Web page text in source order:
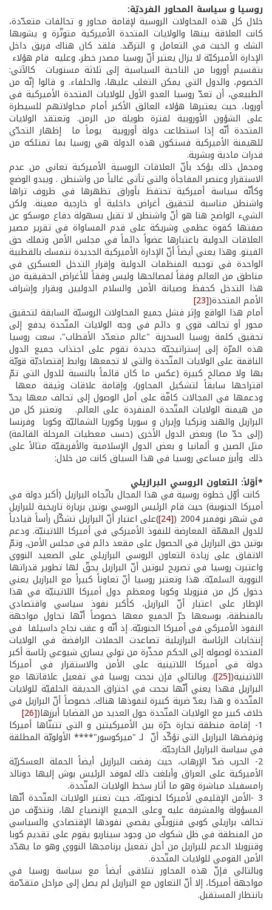
روسيا و سياسة المحاور الفرديّة:
خلال كل هذه المحاولات الروسية لإقامة محاور و تحالفات متعدّدة،
كانت العلاقة بينها والولايات المتحدة الأميركية متوتّرة و يشوبها
الشك و الخبث في التعامل و الترصّد. فلقد كان هناك فريق داخل
الإدارة الأميركيّة لا يزال يعتبر أنّ روسيا مصدر خطر، وعليه قام هؤلاء
بتقسيم أوروبا من الناحية السياسية إلى ثلاثة مستويات كالآتي:
الخصوم، والدول التي يمكن التغلب عليها، والحلفاء. و قالوا إنّه من
الطبيعي، أن تعدّ روسيا العدو الأول للولايات المتحدة الأميركية في
أوروبا، حيث يعتبرها هؤلاء العائق الأكبر أمام محاولاتهم للسيطرة
على الشؤون الأوروبية لفترة طويلة من الزمن. وتعتقد الولايات
المتحدة أنّه إذا استطاعت دولة أوروبية ­ يوماً ما ­ إظهار التحدّي
للهيمنة الأميركية فستكون هذه الدولة هي روسيا بما تمتلكه من
قدرات مادية وبشرية.
ومجمل ذلك يؤكد بأنّ العلاقات الروسية الأميركية تعاني من عدم
الاستقرار وعنصر المفاجأة والتي تأتي غالباً من واشنطن . ويبدو الوضع
وكأنّه سياسة أميركية تحتفظ بأوراق تظهرها في ظروف تراها
واشنطن مناسبة لتحقيق أغراض داخلية أو خارجية معينة. ولكن
الشيء الواضح هنا هو أنّ واشنطن لا تقبل بسهولة دفاع موسكو عن
صفتها كقوة عظمى وشريكة على قدم المساواة في تقرير مصير
العلاقات الدولية باعتبارها عضواً دائماً في مجلس الأمن وتملك حق
الفيتو. وهذا يعني أيضاً أنّ الإدارة الأميركية الجديدة تتمسك بالقطبية
الواحدة في توجيه المنظمات الدولية وإقرار التدخل العسكري في
مناطق من العالم وفقاً لمصالحها وليس وفقاً للأغراض الحقيقية من
هذا التدخل كحفظ وصيانة الأمن والسلام الدوليين وبقرار وإشراف
الأمم المتحدة([23]
أمام هذا الواقع وإثر فشل جميع المحاولات الروسيّة السابقة لتحقيق
محور أو تحالف قوي و دائم في وجه الولايات المتّحدة يدفع إلى
تحقيق كلمة روسيا السحرية "عالم متعدّد الأقطاب"، سعت روسيا
هذه المرّة إلى إستراتيجيّة جديدة تقوم على اجتذاب جميع الدول
الناقمة على الولايات المتّحدة والتي لا تجمعها روابط إقتصاديّة قويّة
بها ولا مصالح كبيرة (عكس ما كان قائماً بالنسبة للدول التي تمّ
اقتراحها سابقاً لتشكيل المحاور)، وإقامة علاقات وثيقة معها
ودعمها في المجالات كافّة على أمل الوصول إلى تحالف معها يحدّ
من هيمنة الولايات المتّحدة المنفردة على العالم. وتعتبر كل من
البرازيل والهند وتركيا وإيران و سوريا وكوريا الشماليّة وكوبا وفرنسا
(إلى حدّ ما) وبعض الدول الأخرى (حسب معطيات المرحلة القائمة)
مثل الصين و ألمانيا و بعض الدول الإسلامية والأفريقيّة مثالاً على
ذلك وأبرز مساعي روسيا في هذا السياق كانت من خلال:
*أوّلاً: التعاون الروسي­ البرازيلي
كانت أوّل خطوة روسية في هذا المجال باتّجاه البرازيل (أكبر دولة في
أميركا الجنوبية) حيث قام الرئيس الروسي بوتين بزيارة تاريخية للبرازيل
في شهر نوفمبر 2004 ( [24] )على اعتبار أنّ البرازيل تشكّل رأساً قيادياً
للدول المهمّة المعارضة للنفوذ الأميركي في أميركا اللاتينيّة. ودعم
بوتين حق البرازيل في الحصول على مقعد دائم في مجلس الأمن، وتمّ
الاتفاق على زيادة التعاون الروسي البرازيلي على الصعيد النووي
واعتبرت روسيا في تصريح لبوتين أنّ البرازيل يحقّ لها تطوير قدراتها
النووية السلميّة. هذا وتعتبر روسيا أنّ تعاوناً كبيراً مع البرازيل يعني
دخول كل من فنزويلا وكوبا ومعظم دول أميركا اللاتينيّة في هذا
الإطار على اعتبار أنّ البرازيل، كأكبر نفوذ سياسي واقتصادي
بالمنطقة، بوسعها جرّ الجميع معها خصوصاً أنّها تحاول مواجهة
النفوذ الأميركي في أميركا الجنوبيّة. إذ أنّه و عقب نجاح داسيلفا في
إنتخابات الرئاسة البرازيلية تصاعدت الحملات الرافضة في الولايات
المتحدة لوصوله إلى الحكم محذّرة من تولي يساري شيوعي رئاسة أكبر
دولة في أميركا اللاتينية على الأمن والاستقرار في أميركا
اللاتينية([25] ). وبالتالي فإن نجحت روسيا في تفعيل علاقاتها مع
البرازيل فهذا يعني أنّها نجحت في اختراق الحديقة الخلفيّة للولايات
المتّحدة و هذا يعدّ ضربة كبيرة لنفوذها هناك. خصوصاً أنّ البرازيل في
خلاف كبير مع الولايات المتّحدة حول العديد من القضايا أبرزها([26]
1­- إقامة منطقة تجارة حرّة بين الأميركيتين و التي تتبنّاها أميركا
وترفضها البرازيل التي تؤكّد أنّ لـ "ميركوسور"**** الأولويّة المطلقة
في سياسة البرازيل الخارجيّة.
2­- الحرب ضدّ الإرهاب، حيث رفضت البرازيل أيضاً الحملة العسكريّة
الأميركية على العراق وأبلغت ذلك لموفد الرئيس بوش إليها دونالد
رامسفيلد مباشرة وهو ما أثار سخط الولايات المتّحدة.
3­ -الأمن الإقليمي لأميركا لجنوبيّة، حيث تعتبر الولايات المتّحدة أنّها
المسؤولة والمشرفة عليه وعلى الجميع الإنصياع لها، وتتخوّف من
تحالف برازيلي كوبي فنزويلّي يقصي نفوذها الإقتصادي والسياسي
من المنطقة في ظل شكوك من وجود سيناريو يقوم على تقديم كوبا
وقنزويلا الدعم للبرازيل من أجل تفعيل برنامجها النووي وهو ما يهدّد
الأمن القومي للولايات المتّحدة.
وبالتالي فإنّ هذه المحاور تتلاقى أيضاً مع سياسة روسيا في
مواجهة أميركا، إلا أنّ التعاون مع البرازيل لم يصل إلى مراحل متقدّمة
بانتظار المستقبل.